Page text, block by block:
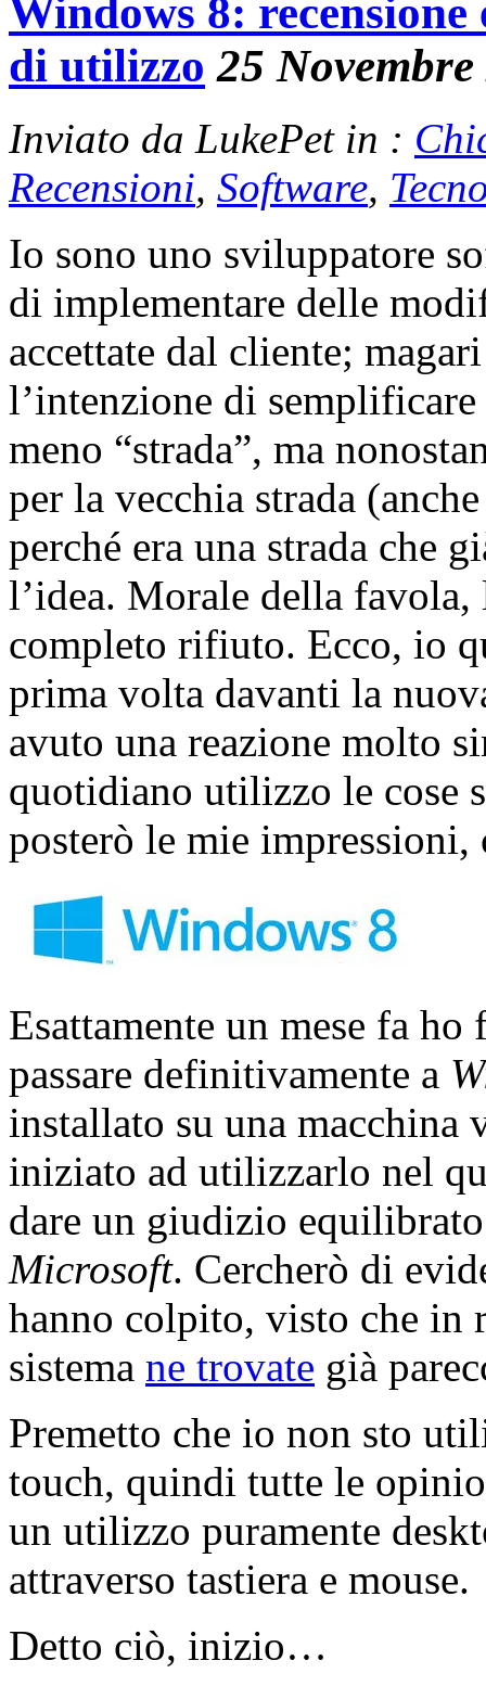
Windows 8:
di utilizzo 25
Inviato da LukePet in :
Recensioni, Software,
Io sono uno sviluppatore
di implementare delle
accettate dal cliente;
l’intenzione di
meno “strada”, ma
per la vecchia strada
perché era una strada che
l’idea. Morale della favola,
completo rifiuto. Ecco, io
prima volta davanti la
avuto una reazione molto
quotidiano utilizzo le cose
posterò le mie impressioni,
Esattamente un mese fa
passare definitivamente a
installato su una
iniziato ad utilizzarlo nel
dare un giudizio
Microsoft. Cercherò di
hanno colpito, visto che in
sistema ne trovate già
Premetto che io non sto
touch, quindi tutte le
un utilizzo puramente
attraverso tastiera e mouse.
Detto ciò, inizio…